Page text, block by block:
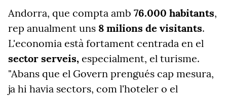
Andorra, que compta amb 76.000 habitants,
rep anualment uns 8 milions de visitants.
L'economia està fortament centrada en el
sector serveis, especialment, el turisme.
"Abans que el Govern prengués cap mesura,
ja hi havia sectors, com l'hoteler o el